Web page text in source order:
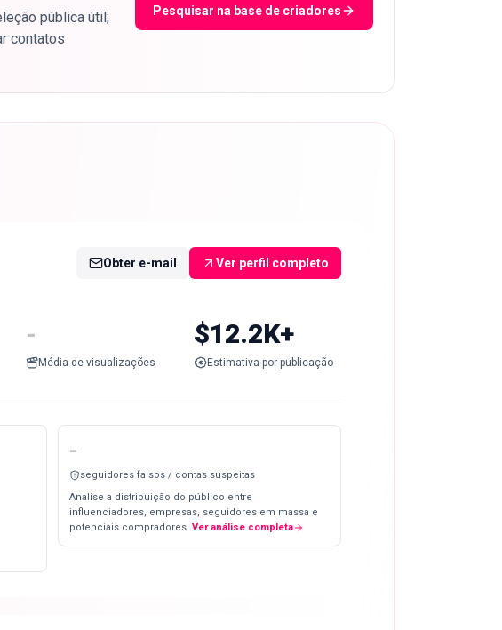
pública útil;
contatos
Pesquisar na base de criadores
Obter e-mail Ver perfil completo
-
Média de visualizações
$12.2K+
Estimativa por publicação
-
seguidores falsos / contas suspeitas
Analise a distribuição do público entre
influenciadores, empresas, seguidores em massa e
potenciais compradores. Ver análise completa